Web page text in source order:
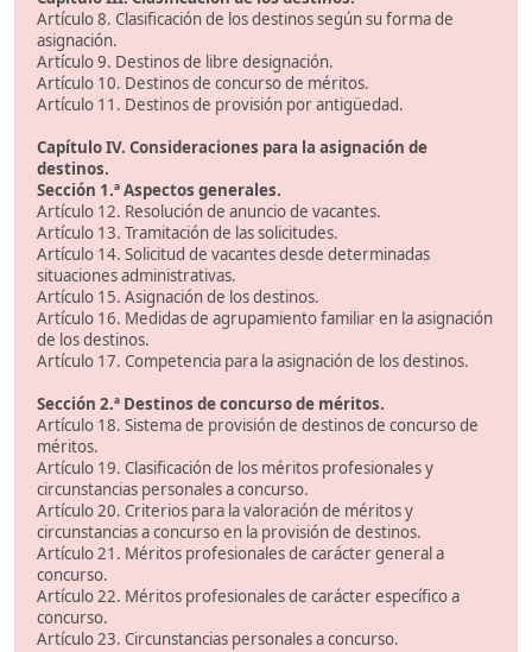
Artículo 8. Clasificación de los destinos según su forma de
asignación.
Artículo 9. Destinos de libre designación.
Artículo 10. Destinos de concurso de méritos.
Artículo 11. Destinos de provisión por antigüedad.
Capítulo IV. Consideraciones para la asignación de
destinos.
Sección 1.ª Aspectos generales.
Artículo 12. Resolución de anuncio de vacantes.
Artículo 13. Tramitación de las solicitudes.
Artículo 14. Solicitud de vacantes desde determinadas
situaciones administrativas.
Artículo 15. Asignación de los destinos.
Artículo 16. Medidas de agrupamiento familiar en la asignación
de los destinos.
Artículo 17. Competencia para la asignación de los destinos.
Sección 2.ª Destinos de concurso de méritos.
Artículo 18. Sistema de provisión de destinos de concurso de
méritos.
Artículo 19. Clasificación de los méritos profesionales y
circunstancias personales a concurso.
Artículo 20. Criterios para la valoración de méritos y
circunstancias a concurso en la provisión de destinos.
Artículo 21. Méritos profesionales de carácter general a
concurso.
Artículo 22. Méritos profesionales de carácter específico a
concurso.
Artículo 23. Circunstancias personales a concurso.